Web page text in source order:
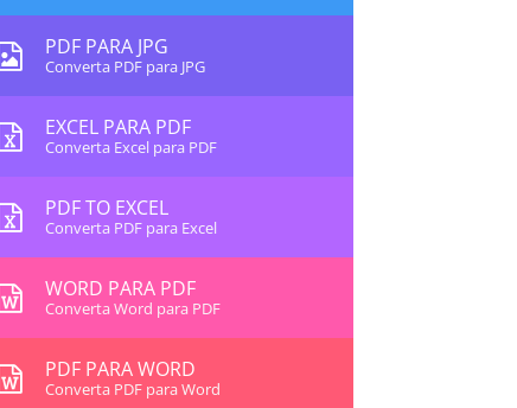
PDF PARA JPG
Converta PDF para JPG
EXCEL PARA PDF
Converta Excel para PDF
PDF TO EXCEL
Converta PDF para Excel
WORD PARA PDF
Converta Word para PDF
PDF PARA WORD
Converta PDF para Word